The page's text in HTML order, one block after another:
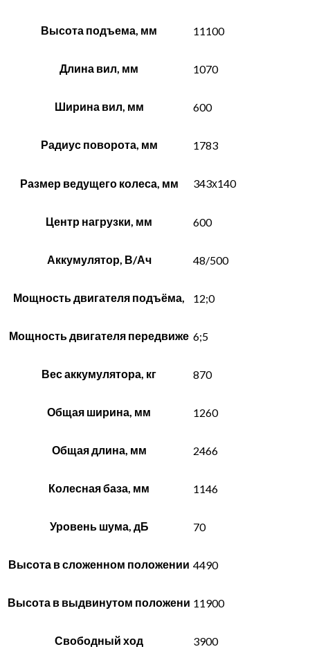
Высота подъема, мм 11100
Длина вил, мм 1070
Ширина вил, мм 600
Радиус поворота, мм 1783
Размер ведущего колеса, мм 343х140
Центр нагрузки, мм 600
Аккумулятор, В/Ач 48/500
Мощность двигателя подъёма, 12;0
Мощность двигателя передвиже 6;5
Вес аккумулятора, кг 870
Общая ширина, мм 1260
Общая длина, мм 2466
Колесная база, мм 1146
Уровень шума, дБ 70
Высота в сложенном положении 4490
Высота в выдвинутом положени 11900
Свободный ход 3900